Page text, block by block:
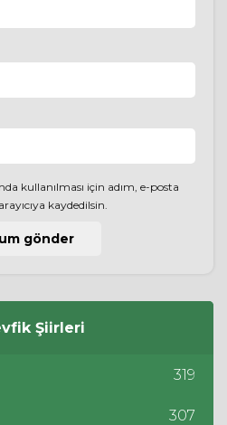
kullanılması için adım, e-posta
kaydedilsin.
Şiirleri
319
307